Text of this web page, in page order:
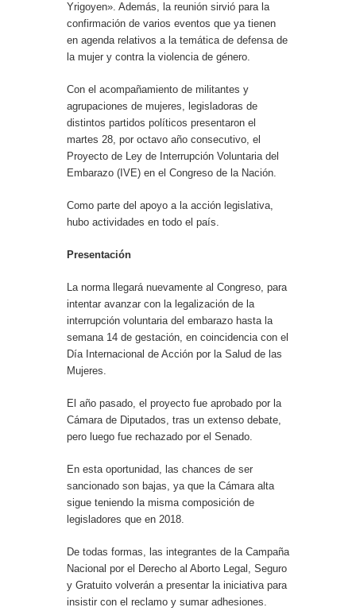
Yrigoyen». Además, la reunión sirvió para la
confirmación de varios eventos que ya tienen
en agenda relativos a la temática de defensa de
la mujer y contra la violencia de género.
Con el acompañamiento de militantes y
agrupaciones de mujeres, legisladoras de
distintos partidos políticos presentaron el
martes 28, por octavo año consecutivo, el
Proyecto de Ley de Interrupción Voluntaria del
Embarazo (IVE) en el Congreso de la Nación.
Como parte del apoyo a la acción legislativa,
hubo actividades en todo el país.
Presentación
La norma llegará nuevamente al Congreso, para
intentar avanzar con la legalización de la
interrupción voluntaria del embarazo hasta la
semana 14 de gestación, en coincidencia con el
Día Internacional de Acción por la Salud de las
Mujeres.
El año pasado, el proyecto fue aprobado por la
Cámara de Diputados, tras un extenso debate,
pero luego fue rechazado por el Senado.
En esta oportunidad, las chances de ser
sancionado son bajas, ya que la Cámara alta
sigue teniendo la misma composición de
legisladores que en 2018.
De todas formas, las integrantes de la Campaña
Nacional por el Derecho al Aborto Legal, Seguro
y Gratuito volverán a presentar la iniciativa para
insistir con el reclamo y sumar adhesiones.